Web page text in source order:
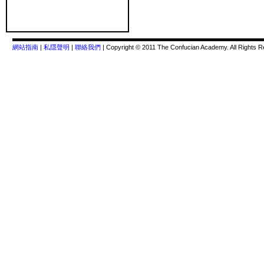
網站指南 | 私隱聲明 | 聯絡我們 | Copyright © 2011 The Confucian Academy. All Rights